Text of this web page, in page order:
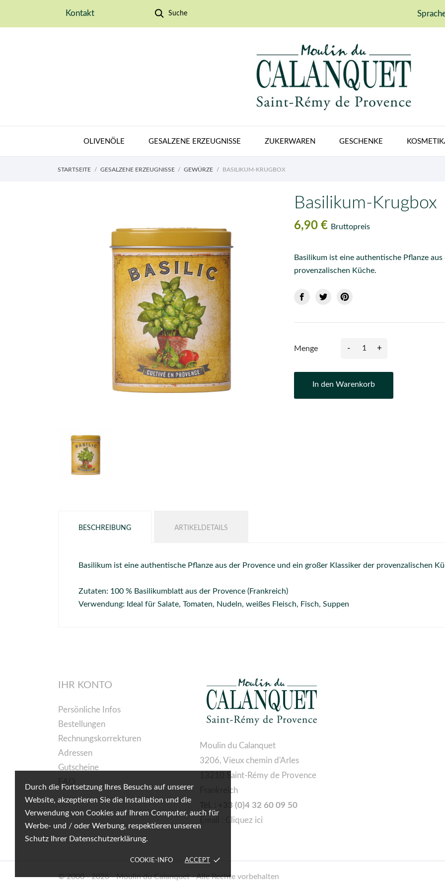
Durch die Fortsetzung Ihres Besuchs auf unserer
Website, akzeptieren Sie die Installation und die
Verwendung von Cookies auf Ihrem Computer, auch für
Werbe- und / oder Werbung, respektieren unseren
Schutz Ihrer Datenschutzerklärung.
COOKIE-INFO ACCEPT done
Kontakt Suche
OLIVENÖLE GESALZENE ERZEUGNISSE ZUKERWAREN GESCHENKE
STARTSEITE GESALZENE ERZEUGNISSE GEWÜRZE BASILIKUM-KRUGBOX
Basilikum-Krugbox
6,90 € Bruttopreis
Basilikum ist eine authentische Pflanze
provenzalischen Küche.
Menge - +
In den Warenkorb
BESCHREIBUNG ARTIKELDETAILS
Basilikum ist eine authentische Pflanze aus der Provence und ein großer Klassiker der provenzalischen
Zutaten: 100 % Basilikumblatt aus der Provence (Frankreich)
Verwendung: Ideal für Salate, Tomaten, Nudeln, weißes Fleisch, Fisch, Suppen
IHR KONTO
Persönliche Infos
Bestellungen
Rechnungskorrekturen
Adressen
Gutscheine
Moulin du Calanquet
3206, Vieux chemin d'Arles
13210 Saint-Rémy de Provence
Frankreich
Tél. : +33 (0)4 32 60 09 50
Cliquez ici
© 2000 - 2026 - Moulin du Calanquet - Alle Rechte vorbehalten